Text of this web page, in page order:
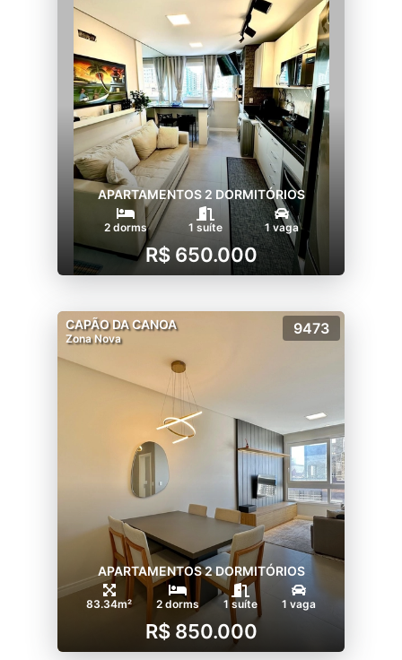
APARTAMENTOS 2 DORMITÓRIOS
2 dorms 1 suíte 1 vaga
R$ 650.000
CAPÃO DA CANOA
Zona Nova
9473
APARTAMENTOS 2 DORMITÓRIOS
83.34m² 2 dorms 1 suíte 1 vaga
R$ 850.000